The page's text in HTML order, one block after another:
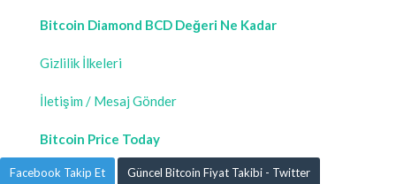
Bitcoin Diamond BCD Değeri Ne Kadar
Gizlilik İlkeleri
İletişim / Mesaj Gönder
Bitcoin Price Today
Facebook Takip Et Güncel Bitcoin Fiyat Takibi - Twitter